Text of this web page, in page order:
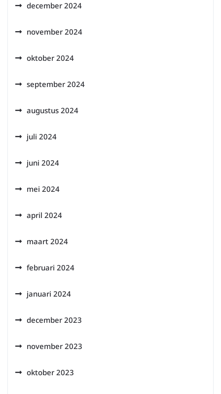
december 2024
november 2024
oktober 2024
september 2024
augustus 2024
juli 2024
juni 2024
mei 2024
april 2024
maart 2024
februari 2024
januari 2024
december 2023
november 2023
oktober 2023